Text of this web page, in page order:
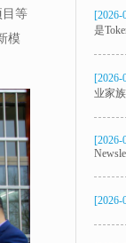
目等
模
[2026-
是
[2026-
业家
[2026-
[2026-